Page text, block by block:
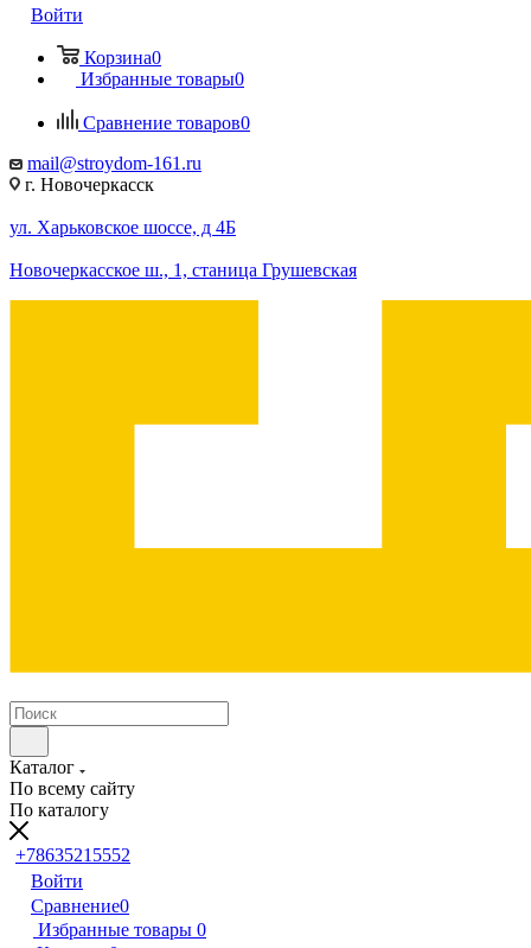
Войти
Корзина0
Избранные товары0
Сравнение товаров0
mail@stroydom-161.ru
г. Новочеркасск
ул. Харьковское шоссе, д 4Б
Новочеркасское ш., 1, станица Грушевская
Каталог
По всему сайту
По каталогу
+78635215552
Войти
Сравнение0
Избранные товары 0